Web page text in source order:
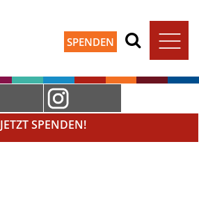
SPENDEN
JETZT SPENDEN!